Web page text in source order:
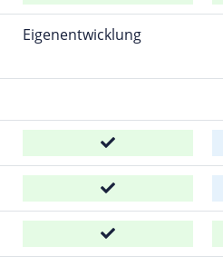
Eigenentwicklung